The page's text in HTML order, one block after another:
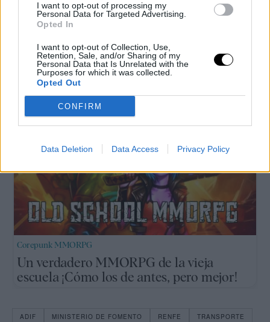
I want to opt-out of processing my
Personal Data for Targeted Advertising.
Opted In
I want to opt-out of Collection, Use,
Retention, Sale, and/or Sharing of my
Personal Data that Is Unrelated with the
Purposes for which it was collected.
Opted Out
CONFIRM
Data Deletion Data Access Privacy Policy
de retraso. El nuevo compromiso unilateral de
Renfe establece una devolución del 50% del
billete a partir de 15 minutos y del 100% a partir
de una hora.
Corepunk MMORPG
Un verdadero MMORPG de la vieja
escuela ¡Cómo los de antes, pero mejor!
ADIF MINISTERIO DE FOMENTO RENFE TRANSPORTE